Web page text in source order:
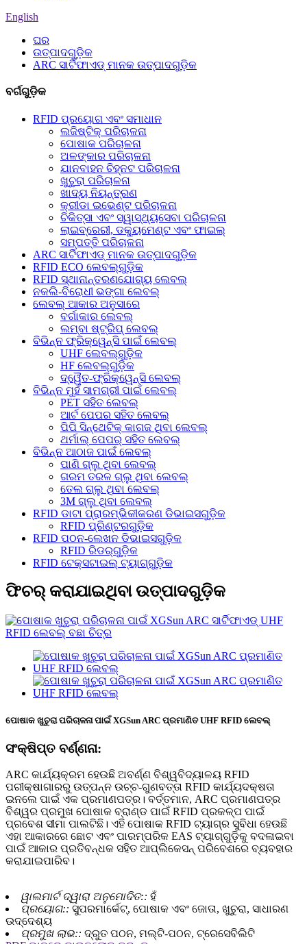
English
ଘର
ଉତ୍ପାଦଗୁଡ଼ିକ
ARC ସାର୍ଟିଫାଏଡ୍ ମାନକ ଉତ୍ପାଦଗୁଡ଼ିକ
ବର୍ଗଗୁଡ଼ିକ
RFID ପ୍ରୟୋଗ ଏବଂ ସମାଧାନ
ଲଜିଷ୍ଟିକ୍ ପରିଚାଳନା
ପୋଷାକ ପରିଚାଳନା
ଅଳଙ୍କାର ପରିଚାଳନା
ଯାନବାହନ ଚିହ୍ନଟ ପରିଚାଳନା
ଖୁଚୁରା ପରିଚାଳନା
ଖାଦ୍ୟ ନିୟନ୍ତ୍ରଣ
କ୍ରୀଡା ଇଭେଣ୍ଟ ପରିଚାଳନା
ଚିକିତ୍ସା ଏବଂ ସ୍ୱାସ୍ଥ୍ୟସେବା ପରିଚାଳନା
ଲାଇବ୍ରେରୀ, ଡକ୍ୟୁମେଣ୍ଟ ଏବଂ ଫାଇଲ୍
ସମ୍ପତ୍ତି ପରିଚାଳନା
ARC ସାର୍ଟିଫାଏଡ୍ ମାନକ ଉତ୍ପାଦଗୁଡ଼ିକ
RFID ECO ଲେବଲ୍‌ଗୁଡ଼ିକ
RFID ସ୍ଥାନାନ୍ତରଣଯୋଗ୍ୟ ଲେବଲ୍
ନକଲି-ବିରୋଧୀ ଭଙ୍ଗା ଲେବଲ୍
ଲେବଲ୍ ଆକାର ଅନୁସାରେ
ବର୍ଗାକାର ଲେବଲ୍
ଲମ୍ବା ଷ୍ଟ୍ରିପ୍ ଲେବଲ୍
ବିଭିନ୍ନ ଫ୍ରିକ୍ୱେନ୍ସି ପାଇଁ ଲେବଲ୍
UHF ଲେବଲ୍‌ଗୁଡ଼ିକ
HF ଲେବଲ୍‌ଗୁଡ଼ିକ
ଦ୍ୱୈତ-ଫ୍ରିକ୍ୱେନ୍ସି ଲେବଲ୍
ବିଭିନ୍ନ ମୁହଁ ସାମଗ୍ରୀ ପାଇଁ ଲେବଲ୍
PET ସହିତ ଲେବଲ୍
ଆର୍ଟ ପେପର ସହିତ ଲେବଲ୍
ପିପି ସିନ୍ଥେଟିକ୍ କାଗଜ ଥିବା ଲେବଲ୍
ଥର୍ମାଲ୍ ପେପର୍ ସହିତ ଲେବଲ୍
ବିଭିନ୍ନ ଆଠାଜ ପାଇଁ ଲେବଲ୍
ପାଣି ଗ୍ଲୁ ଥିବା ଲେବଲ୍
ଗରମ ତରଳ ଗ୍ଲୁ ଥିବା ଲେବଲ୍
ତେଲ ଗ୍ଲୁ ଥିବା ଲେବଲ୍
3M ଗ୍ଲୁ ଥିବା ଲେବଲ୍
RFID ଡାଟା ପ୍ରାରମ୍ଭିକୀକରଣ ଡିଭାଇସଗୁଡ଼ିକ
RFID ପ୍ରିଣ୍ଟରଗୁଡ଼ିକ
RFID ପଠନ-ଲେଖନ ଡିଭାଇସଗୁଡ଼ିକ
RFID ରିଡର୍‌ଗୁଡ଼ିକ
RFID ଟେକ୍ସଟାଇଲ୍ ଟ୍ୟାଗ୍‌ଗୁଡ଼ିକ
ଫିଚର୍ କରାଯାଇଥିବା ଉତ୍ପାଦଗୁଡ଼ିକ
ପୋଷାକ ଖୁଚୁରା ପରିଚାଳନା ପାଇଁ XGSun ARC ପ୍ରମାଣିତ UHF RFID ଲେବଲ୍
ସଂକ୍ଷିପ୍ତ ବର୍ଣ୍ଣନା:
ARC କାର୍ଯ୍ୟକ୍ରମ ହେଉଛି ଅବର୍ଣ୍ଣ ବିଶ୍ୱବିଦ୍ୟାଳୟ RFID
ପରୀକ୍ଷାଗାରରୁ ଉତ୍ପନ୍ନ ଉଚ୍ଚ-ଗୁଣବତ୍ତା RFID କାର୍ଯ୍ୟଦକ୍ଷତା
ଇନଲେ ପାଇଁ ଏକ ପ୍ରମାଣପତ୍ର। ବର୍ତ୍ତମାନ, ARC ପ୍ରମାଣପତ୍ର
ବିଶ୍ୱର ପ୍ରମୁଖ ପୋଷାକ ବ୍ରାଣ୍ଡ ପାଇଁ RFID ପ୍ରକଳ୍ପ ପାଇଁ
ପ୍ରବେଶ ସୀମା ପାଲଟିଛି। ଏହି ପୋଷାକ RFID ଟ୍ୟାଗ୍‌ର ସୁବିଧା ହେଉଛି
ଏହା ଆକାରରେ ଛୋଟ ଏବଂ ପାରମ୍ପରିକ EAS ଟ୍ୟାଗ୍‌ଗୁଡ଼ିକୁ ବଦଳାଇବା
ପାଇଁ ଆକାର ପ୍ରତିବନ୍ଧକ ସହିତ ଆପ୍ଲିକେସନ୍ ପରିବେଶରେ ବ୍ୟବହାର
କରାଯାଇପାରିବ।
ୱାଲମାର୍ଟ ଦ୍ୱାରା ଅନୁମୋଦିତ:: ହଁ
ପ୍ରୟୋଗ:: ସୁପରମାର୍କେଟ୍, ପୋଷାକ ଏବଂ ଜୋତା, ଖୁଚୁରା, ସାଧାରଣ
ଉଦ୍ଦେଶ୍ୟ
ପ୍ରମୁଖ ଲାଭ:: ଦ୍ରୁତ ପଠନ, ମଲ୍ଟି-ପଠନ, ଟ୍ରେସେବିଲିଟି